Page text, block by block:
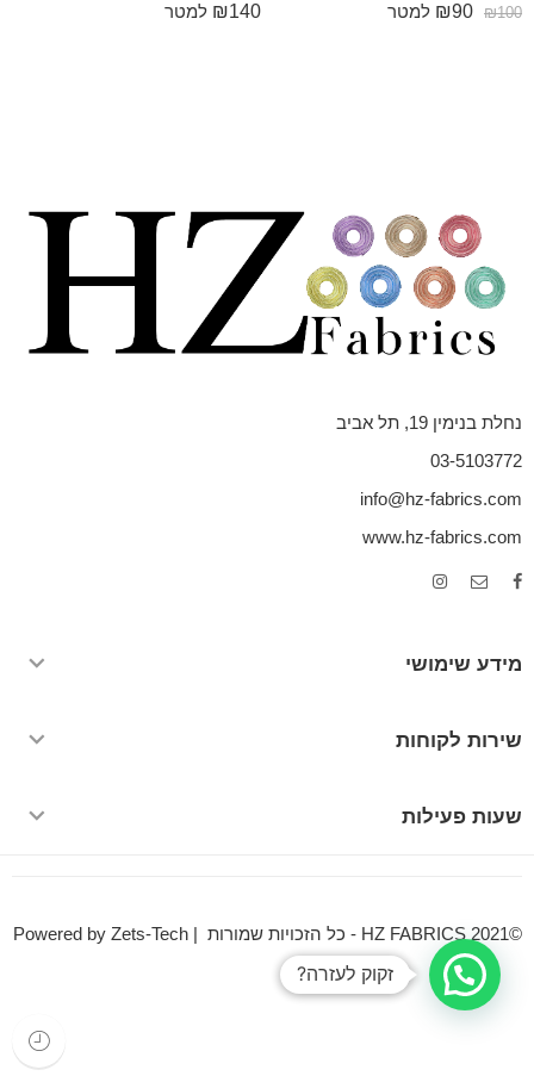
₪100
₪90 למטר ₪140 למטר
נחלת בנימין 19, תל אביב
03-5103772
info@hz-fabrics.com
www.hz-fabrics.com
מידע שימושי
שירות לקוחות
שעות פעילות
©HZ FABRICS 2021 - כל הזכויות שמורות | Powered by Zets-Tech
זקוק לעזרה?